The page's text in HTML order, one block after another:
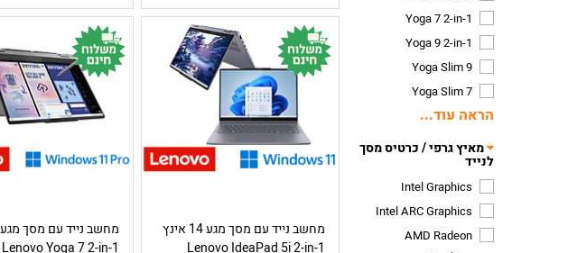
Yoga 7 2-in-1
Yoga 9 2-in-1
Yoga Slim 9
Yoga Slim 7
הראה עוד...
מאיץ גרפי / כרטיס מסך
לנייד
Intel Graphics
Intel ARC Graphics
​AMD Radeon
מחשב נייד עם מסך מגע 14 אינץ
Lenovo IdeaPad 5i 2-in-1